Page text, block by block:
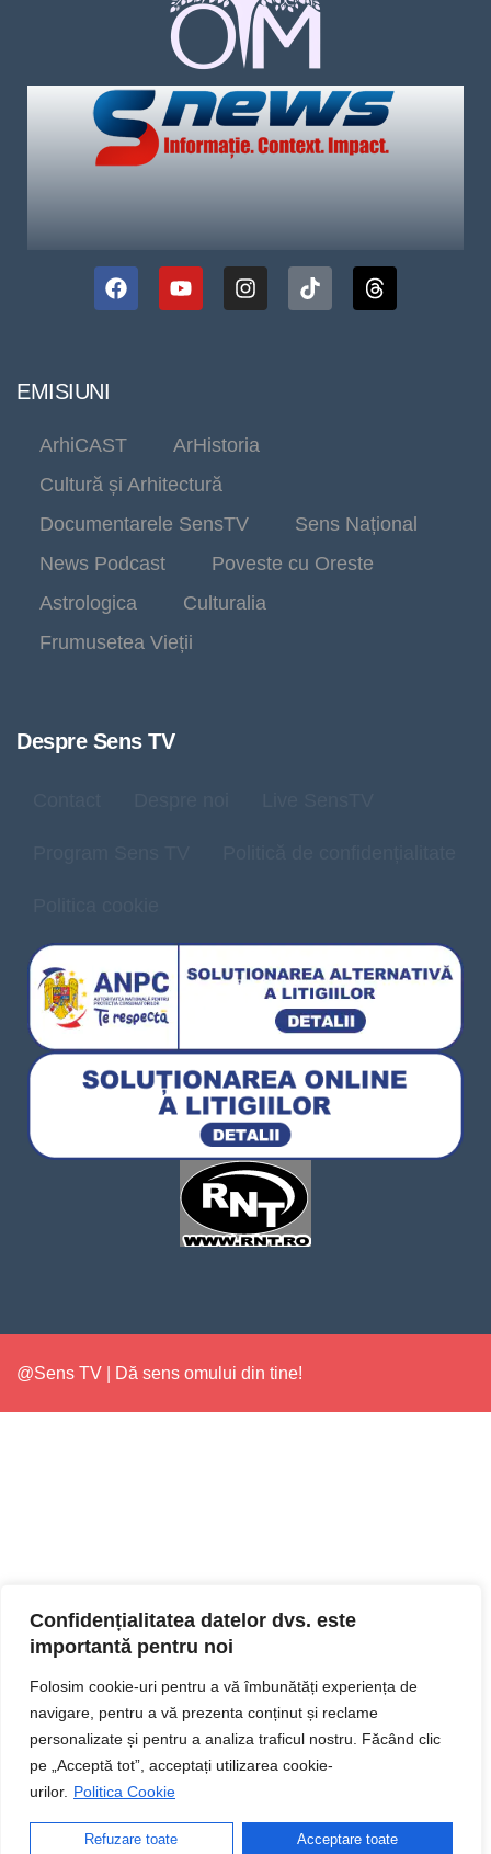
Confidențialitatea datelor dvs. este
importantă pentru noi
Folosim cookie-uri pentru a vă îmbunătăți experiența de
navigare, pentru a vă prezenta conținut și reclame
personalizate și pentru a analiza traficul nostru. Făcând clic
pe „Acceptă tot”, acceptați utilizarea cookie-
urilor. Politica Cookie
Refuzare toate Acceptare toate
EMISIUNI
ArhiCAST
ArHistoria
Cultură și Arhitectură
Documentarele SensTV
Sens Național
News Podcast
Poveste cu Oreste
Astrologica
Culturalia
Frumusetea Vieții
Despre Sens TV
@Sens TV | Dă sens omului din tine!